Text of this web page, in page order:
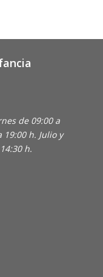
de 09:00 a
19:00 h. Julio y
h.